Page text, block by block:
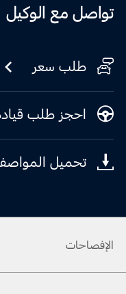
تواصل مع الوكيل
طلب سعر
احجز طلب
تحميل
الإفصاحات